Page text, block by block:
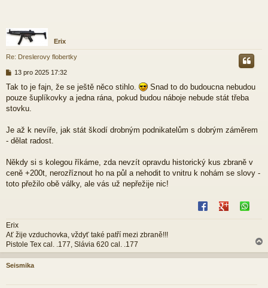
Erix
Re: Dreslerovy flobertky
P
í
s
p
e
k
13 pro 2025 17:32
Tak to je fajn, že se ještě něco stihlo.
Snad to do budoucna nebudou
pouze šuplíkovky a jedna rána, pokud budou náboje nebude stát třeba
stovku.
Je až k nevíře, jak stát škodí drobným podnikatelům s dobrým záměrem
- dělat radost.
Někdy si s kolegou říkáme, zda nevzít opravdu historický kus zbraně v
ceně +200t, nerozříznout ho na půl a nehodit to vnitru k nohám se slovy -
toto přežilo obě války, ale vás už nepřežije nic!
Erix
Ať žije vzduchovka, vždyť také patří mezi zbraně!!!
Pistole Tex cal. .177, Slávia 620 cal. .177
a
h
Seismika